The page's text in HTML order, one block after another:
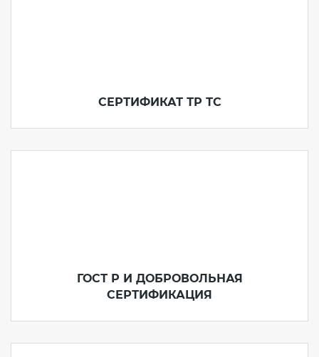
СЕРТИФИКАТ ТР ТС
ГОСТ Р И ДОБРОВОЛЬНАЯ
СЕРТИФИКАЦИЯ